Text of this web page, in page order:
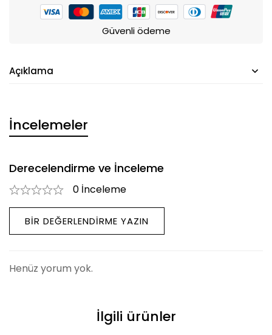
Güvenli ödeme
Açıklama
İncelemeler
Derecelendirme ve İnceleme
0 İnceleme
BIR DEĞERLENDIRME YAZIN
Henüz yorum yok.
İlgili ürünler